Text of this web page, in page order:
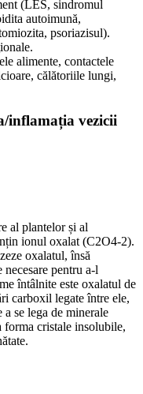
(LES, sindromul
autoimună,
psoriazisul).
alimente, contactele
călătoriile lungi,
inflamația vezicii
al plantelor și al
ionul oxalat (C2O4-2).
oxalatul, însă
pentru a-l
întâlnite este oxalatul de
carboxil legate între ele,
a se lega de minerale
cristale insolubile,